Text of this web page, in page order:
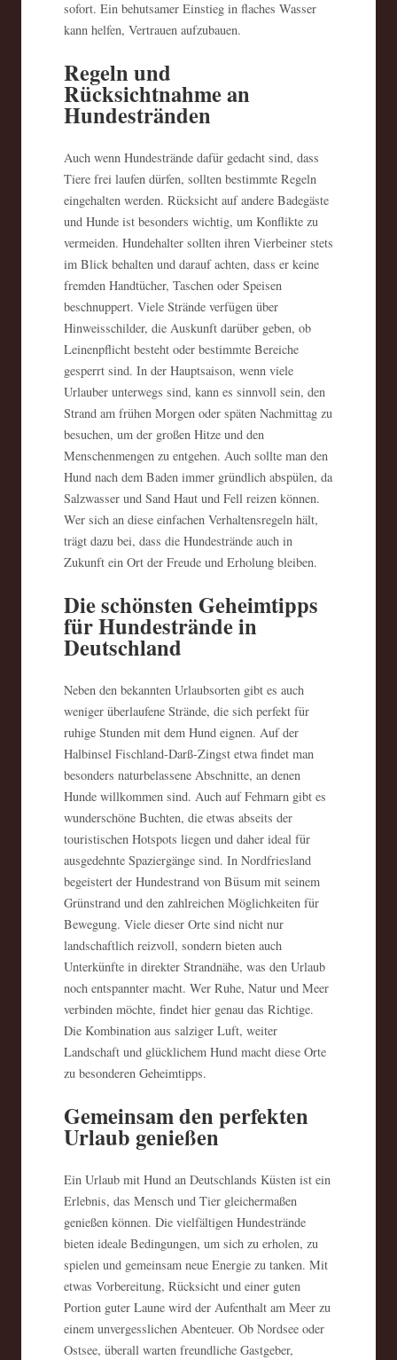
sofort. Ein behutsamer Einstieg in flaches Wasser
kann helfen, Vertrauen aufzubauen.
Regeln und
Rücksichtnahme an
Hundestränden
Auch wenn Hundestrände dafür gedacht sind, dass
Tiere frei laufen dürfen, sollten bestimmte Regeln
eingehalten werden. Rücksicht auf andere Badegäste
und Hunde ist besonders wichtig, um Konflikte zu
vermeiden. Hundehalter sollten ihren Vierbeiner stets
im Blick behalten und darauf achten, dass er keine
fremden Handtücher, Taschen oder Speisen
beschnuppert. Viele Strände verfügen über
Hinweisschilder, die Auskunft darüber geben, ob
Leinenpflicht besteht oder bestimmte Bereiche
gesperrt sind. In der Hauptsaison, wenn viele
Urlauber unterwegs sind, kann es sinnvoll sein, den
Strand am frühen Morgen oder späten Nachmittag zu
besuchen, um der großen Hitze und den
Menschenmengen zu entgehen. Auch sollte man den
Hund nach dem Baden immer gründlich abspülen, da
Salzwasser und Sand Haut und Fell reizen können.
Wer sich an diese einfachen Verhaltensregeln hält,
trägt dazu bei, dass die Hundestrände auch in
Zukunft ein Ort der Freude und Erholung bleiben.
Die schönsten Geheimtipps
für Hundestrände in
Deutschland
Neben den bekannten Urlaubsorten gibt es auch
weniger überlaufene Strände, die sich perfekt für
ruhige Stunden mit dem Hund eignen. Auf der
Halbinsel Fischland-Darß-Zingst etwa findet man
besonders naturbelassene Abschnitte, an denen
Hunde willkommen sind. Auch auf Fehmarn gibt es
wunderschöne Buchten, die etwas abseits der
touristischen Hotspots liegen und daher ideal für
ausgedehnte Spaziergänge sind. In Nordfriesland
begeistert der Hundestrand von Büsum mit seinem
Grünstrand und den zahlreichen Möglichkeiten für
Bewegung. Viele dieser Orte sind nicht nur
landschaftlich reizvoll, sondern bieten auch
Unterkünfte in direkter Strandnähe, was den Urlaub
noch entspannter macht. Wer Ruhe, Natur und Meer
verbinden möchte, findet hier genau das Richtige.
Die Kombination aus salziger Luft, weiter
Landschaft und glücklichem Hund macht diese Orte
zu besonderen Geheimtipps.
Gemeinsam den perfekten
Urlaub genießen
Ein Urlaub mit Hund an Deutschlands Küsten ist ein
Erlebnis, das Mensch und Tier gleichermaßen
genießen können. Die vielfältigen Hundestrände
bieten ideale Bedingungen, um sich zu erholen, zu
spielen und gemeinsam neue Energie zu tanken. Mit
etwas Vorbereitung, Rücksicht und einer guten
Portion guter Laune wird der Aufenthalt am Meer zu
einem unvergesslichen Abenteuer. Ob Nordsee oder
Ostsee, überall warten freundliche Gastgeber,